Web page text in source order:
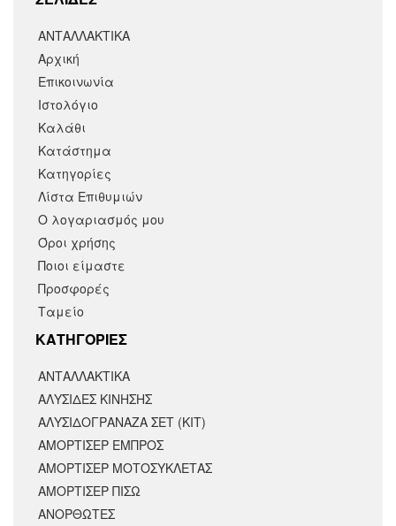
ΑΝΤΑΛΛΑΚΤΙΚΑ
Αρχική
Επικοινωνία
Ιστολόγιο
Καλάθι
Κατάστημα
Κατηγορίες
Λίστα Επιθυμιών
Ο λογαριασμός μου
Όροι χρήσης
Ποιοι είμαστε
Προσφορές
Ταμείο
KΑΤΗΓΟΡΙΕΣ
ΑΝΤΑΛΛΑΚΤΙΚΆ
ΑΛΥΣΙΔΕΣ ΚΙΝΗΣΗΣ
ΑΛΥΣΙΔΟΓΡΑΝΑΖΑ ΣΕΤ (ΚΙΤ)
ΑΜΟΡΤΙΣΕΡ ΕΜΠΡΟΣ
ΑΜΟΡΤΙΣΈΡ ΜΟΤΟΣΥΚΛΈΤΑΣ
ΑΜΟΡΤΙΣΕΡ ΠΙΣΩ
ΑΝΟΡΘΩΤΕΣ